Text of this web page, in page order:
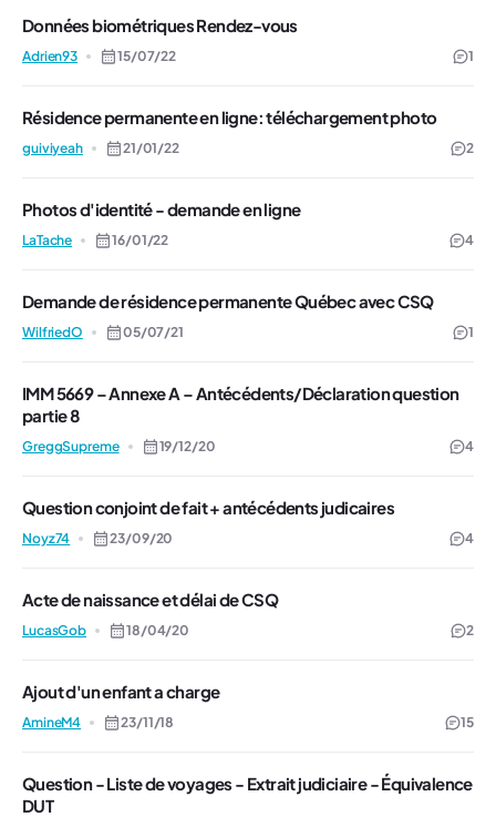
Données biométriques Rendez-vous
Adrien93 15/07/22 1
Résidence permanente en ligne: téléchargement photo
guiviyeah 21/01/22 2
Photos d'identité - demande en ligne
LaTache 16/01/22 4
Demande de résidence permanente Québec avec CSQ
WilfriedO 05/07/21 1
IMM 5669 – Annexe A – Antécédents/Déclaration question
partie 8
GreggSupreme 19/12/20 4
Question conjoint de fait + antécédents judicaires
Noyz74 23/09/20 4
Acte de naissance et délai de CSQ
LucasGob 18/04/20 2
Ajout d'un enfant a charge
AmineM4 23/11/18 15
Question - Liste de voyages - Extrait judiciaire - Équivalence
DUT